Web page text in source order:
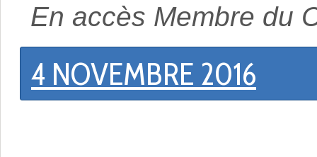
En accès Membre du
4 NOVEMBRE 2016